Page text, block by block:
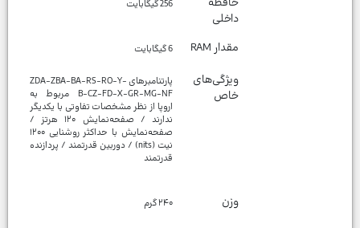
داخلی
256 گیگابایت
مقدار RAM 6 گیگابایت
ویژگی‌های
خاص
پارتنامبر‌های ZDA-ZBA-BA-RS-RO-Y-
B-CZ-FD-X-GR-MG-NF مربوط به
اروپا از نظر مشخصات تفاوتی با یکدیگر
ندارند / صفحه‌نمایش ۱۲۰ هرتز /
صفحه‌نمایش با حداکثر روشنایی ۱۲۰۰
نیت (nits) / دوربین قدرتمند / پردازنده
وزن